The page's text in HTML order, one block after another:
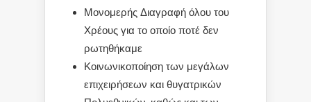
Μονομερής Διαγραφή όλου του
Χρέους για το οποίο ποτέ δεν
ρωτηθήκαμε
Κοινωνικοποίηση των μεγάλων
επιχειρήσεων και θυγατρικών